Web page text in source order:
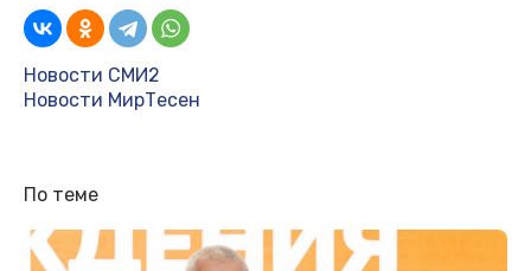
Новости СМИ2
Новости МирТесен
По теме